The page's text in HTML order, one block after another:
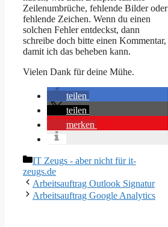
Zeilenumbrüche, fehlende Bilder oder
fehlende Zeichen. Wenn du einen
solchen Fehler entdeckst, dann
schreibe doch bitte einen Kommentar,
damit ich das beheben kann.
Vielen Dank für deine Mühe.
teilen
teilen
merken
Kategorien
IT Zeugs - aber nicht für it-
zeugs.de
Arbeitsauftrag Outlook Signatur
Arbeitsauftrag Google Analytics